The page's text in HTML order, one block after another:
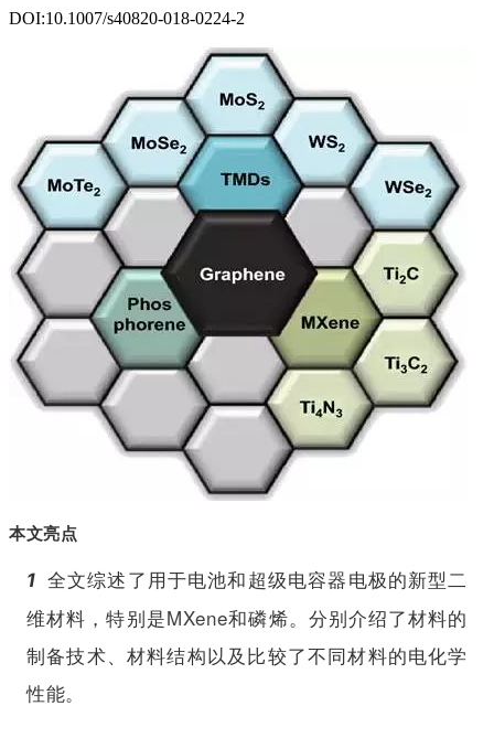
DOI:10.1007/s40820-018-0224-2
本文亮点
1 全文综述了用于电池和超级电容器电极的新型二
维材料，特别是MXene和磷烯。分别介绍了材料的
制备技术、材料结构以及比较了不同材料的电化学
性能。